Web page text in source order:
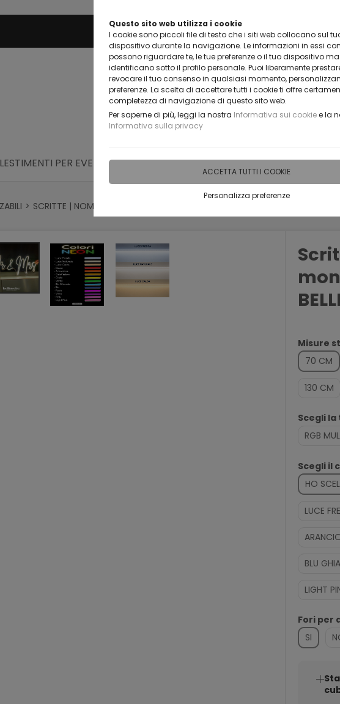
Questo sito web utilizza i cookie
I cookie sono piccoli file di testo che i siti web collocano sul
dispositivo durante la navigazione. Le informazioni in essi
possono riguardare te, le tue preferenze o il tuo dispositivo
identificano sotto il profilo personale. Puoi liberamente
revocare il tuo consenso in qualsiasi momento,
preferenze. La scelta di accettare tutti i cookie ti offre
completezza di navigazione di questo sito web.
Per saperne di più, leggi la nostra Informativa sui cookiee la
Informativa sulla privacy
ACCETTA TUTTI I COOKIE
Personalizza preferenze
VUOI DIVENTARE UN NOSTRO
CONTATTACI
PER EVENTI IDEE PERSONALIZZABILI RECENSIONI
SCRITTE | NOMI | FRASI | CREAZIONI NEON LED LUMINOSI PERSONALIZZABILI
Misure
70 CM
130 CM
Scegli
RGB
Scegli il
HO
LUCE
BLU
LIGHT
Fori per
SI